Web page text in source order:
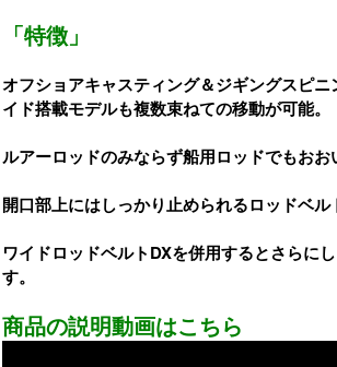
「特徴」
オフショアキャスティング＆ジギングスピ
イド搭載モデルも複数束ねての移動が可能。
ルアーロッドのみならず船用ロッドでもおお
開口部上にはしっかり止められるロッドベル
ワイドロッドベルトDXを併用するとさらに
す。
商品の説明動画はこちら